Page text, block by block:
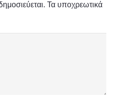
Τα υποχρεωτικά